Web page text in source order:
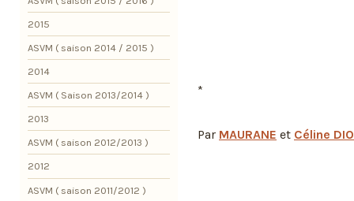
*
Par MAURANE et Céline
2015
ASVM ( saison 2014 / 2015 )
2014
ASVM ( Saison 2013/2014 )
2013
ASVM ( saison 2012/2013 )
2012
ASVM ( saison 2011/2012 )